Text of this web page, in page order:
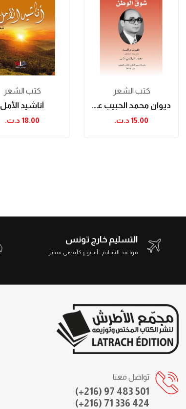
كتب الشعر
أناشيد الأمل
18.00 د.ت.‏
كتب الشعر
ديوان محمد الحبيب عباس "شوق الوطن"
15.00 د.ت.‏
التسليم خارج تونس
مواعيد التسليم : أسبوع كأقصى تقدير
تواصل معنا
(+216) 97 483 501
(+216) 71 336 424